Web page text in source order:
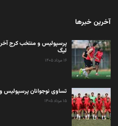
آخرین خبرها
پرسپولیس و منتخب کرج
لیگ
۱۶ مرداد ۱۴۰۵
تساوی نوجوانان پرسپولیس
۱۵ مرداد ۱۴۰۵